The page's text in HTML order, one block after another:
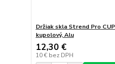
Držiak skla Strend Pro
kupolový, Alu
12,30 €
10 € bez DPH